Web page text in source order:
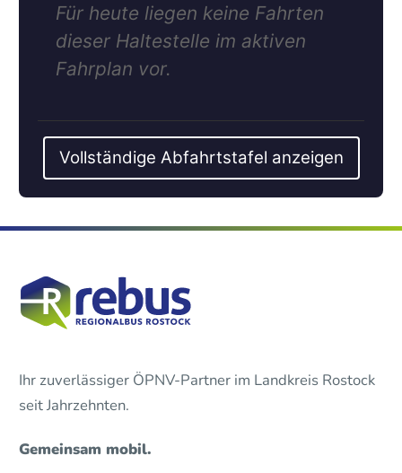
Für heute liegen keine Fahrten
dieser Haltestelle im aktiven
Fahrplan vor.
Vollständige Abfahrtstafel anzeigen
Ihr zuverlässiger ÖPNV-Partner im Landkreis Rostock
seit Jahrzehnten.
Gemeinsam mobil.